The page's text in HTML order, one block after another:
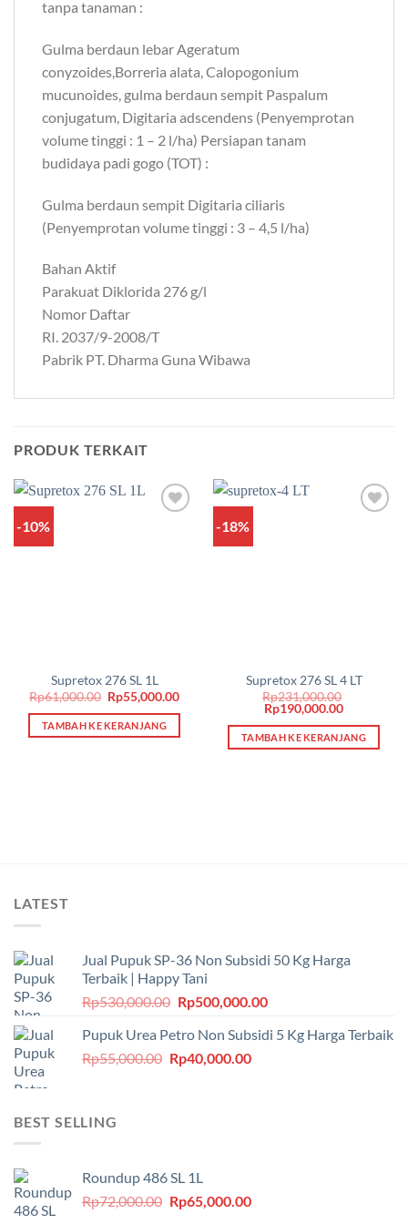
tanpa tanaman :
Gulma berdaun lebar Ageratum
conyzoides,Borreria alata, Calopogonium
mucunoides, gulma berdaun sempit Paspalum
conjugatum, Digitaria adscendens (Penyemprotan
volume tinggi : 1 – 2 l/ha) Persiapan tanam
budidaya padi gogo (TOT) :
Gulma berdaun sempit Digitaria ciliaris
(Penyemprotan volume tinggi : 3 – 4,5 l/ha)
Bahan Aktif
Parakuat Diklorida 276 g/l
Nomor Daftar
RI. 2037/9-2008/T
Pabrik PT. Dharma Guna Wibawa
PRODUK TERKAIT
-10%
Supretox 276 SL 1L
Rp61,000.00 Harga
aslinya
adalah:
Rp61,000.00.
Rp55,000.00Harga
Rp55,000.00.
TAMBAH KE KERANJANG
-18%
Supretox 276 SL 4 LT
Rp231,000.00
Harga
aslinya
adalah:
Rp231,000.00.
Rp190,000.00Harga
ini
adalah:
TAMBAH KE KERANJANG
LATEST
Jual Pupuk SP-36 Non Subsidi 50 Kg Harga
Terbaik | Happy Tani
Rp530,000.00 Harga
adalah:
Rp530,000.00.
Rp500,000.00Harga
ini
Pupuk Urea Petro Non Subsidi 5 Kg Harga Terbaik
Rp55,000.00 Harga
Rp40,000.00Harga
BEST SELLING
Roundup 486 SL 1L
Rp72,000.00 Harga
Rp65,000.00Harga